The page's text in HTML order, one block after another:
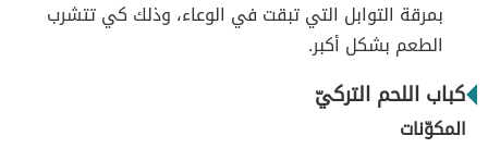
بمرقة التوابل التي تبقت في الوعاء، وذلك كي تتشرب
الطعم بشكل أكبر.
كباب اللحم التركيّ
المكوّنات